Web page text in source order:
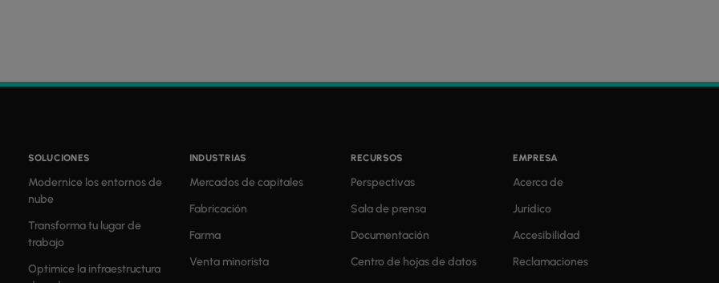
SOLUCIONES
Modernice los entornos de
nube
Transforma tu lugar de
trabajo
Optimice la infraestructura
INDUSTRIAS
Mercados de capitales
Fabricación
Farma
Venta minorista
RECURSOS
Perspectivas
Sala de prensa
Documentación
Centro de hojas de datos
EMPRESA
Acerca de
Jurídico
Accesibilidad
Reclamaciones